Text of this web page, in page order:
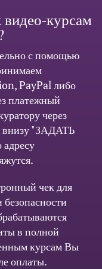
видео-курсам
с помощью
PayPal либо
платежный
через
внизу "ЗАДАТЬ
чек для
в полной
курсам Вы
оплаты.